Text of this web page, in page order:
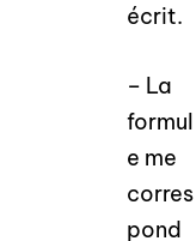
écrit.
– La
formul
e me
corres
pond